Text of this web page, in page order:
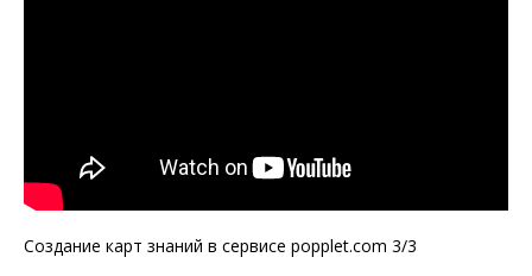
Создание карт знаний в сервисе popplet.com 3/3